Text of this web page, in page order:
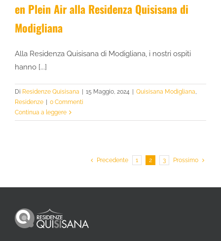
en Plein Air alla Residenza Quisisana di
Modigliana
Alla Residenza Quisisana di Modigliana, i nostri ospiti
hanno [...]
Di Residenze Quisisana 15 Maggio, 2024 Quisisana Modigliana,
Residenze
0 Commenti
Continua a leggere
Precedente 1 2 3 Prossimo